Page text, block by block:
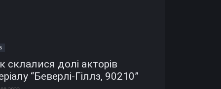
склалися долі акторів
“Беверлі-Гіллз, 90210”